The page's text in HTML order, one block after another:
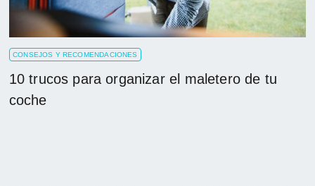
CONSEJOS Y RECOMENDACIONES
10 trucos para organizar el maletero de tu
coche